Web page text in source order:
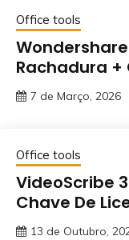
Office tools
Wondershare
Rachadura +
7 de Março, 2026
Office tools
VideoScribe
Chave De
13 de Outubro,